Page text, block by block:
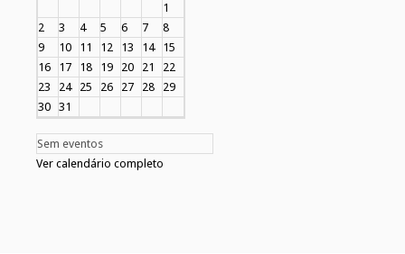
1
2
3 4 5 6 7
8
9
10 11 12 13 14
15
16
17 18 19 20 21
22
23
24 25 26 27 28
29
30 31
Sem eventos
Ver calendário completo